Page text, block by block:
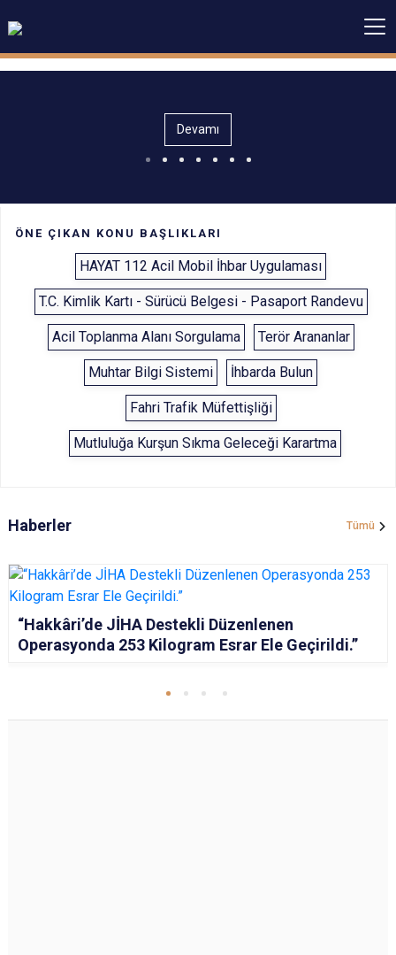
Devamı
ÖNE ÇIKAN KONU BAŞLIKLARI
HAYAT 112 Acil Mobil İhbar Uygulaması
T.C. Kimlik Kartı - Sürücü Belgesi - Pasaport Randevu
Acil Toplanma Alanı Sorgulama Terör Arananlar
Muhtar Bilgi Sistemi İhbarda Bulun
Fahri Trafik Müfettişliği
Mutluluğa Kurşun Sıkma Geleceği Karartma
Haberler Tümü
“Hakkâri’de JİHA Destekli Düzenlenen
Operasyonda 253 Kilogram Esrar Ele Geçirildi.”